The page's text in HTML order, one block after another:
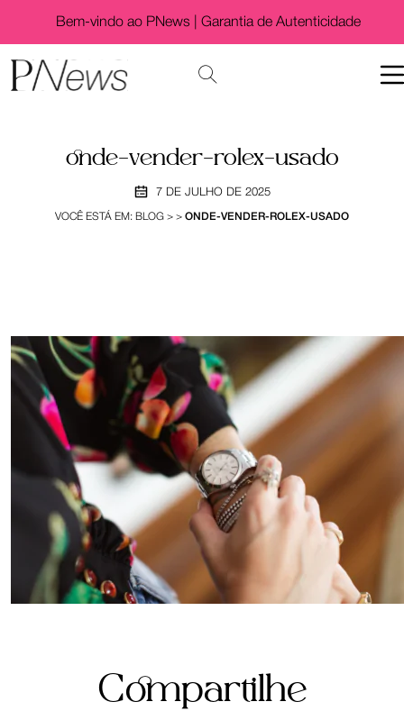
Bem-vindo ao PNews | Garantia de Autenticidade
onde-vender-rolex-usado
7 DE JULHO DE 2025
VOCÊ ESTÁ EM: BLOG > > ONDE-VENDER-ROLEX-USADO
Compartilhe